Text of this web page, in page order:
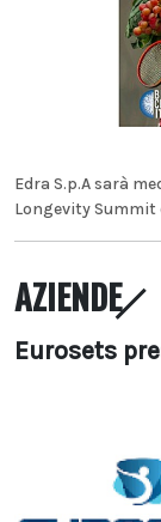
Edra S.p.A sarà
Longevity Summit
AZIENDE
Eurosets